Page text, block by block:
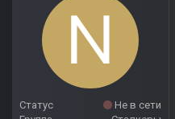
Статус
Не в сети